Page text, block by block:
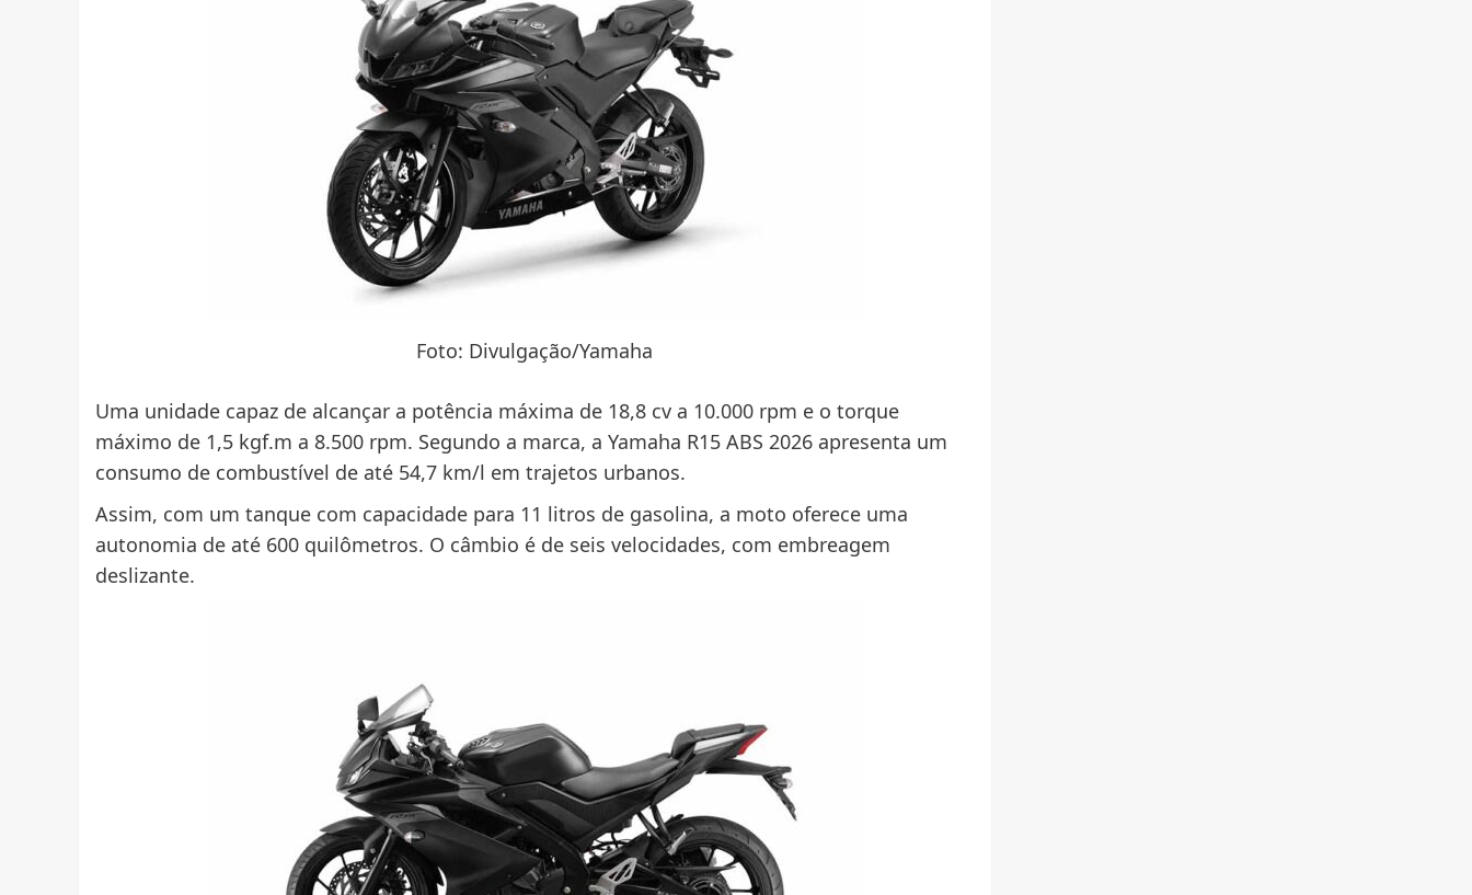
Foto: Divulgação/Yamaha
Uma unidade capaz de alcançar a potência máxima de 18,8 cv a 10.000 rpm e o torque
máximo de 1,5 kgf.m a 8.500 rpm. Segundo a marca, a Yamaha R15 ABS 2026 apresenta um
consumo de combustível de até 54,7 km/l em trajetos urbanos.
Assim, com um tanque com capacidade para 11 litros de gasolina, a moto oferece uma
autonomia de até 600 quilômetros. O câmbio é de seis velocidades, com embreagem
deslizante.